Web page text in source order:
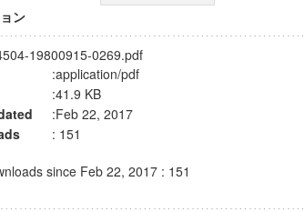
ン
19800915-0269.pdf
:application/pdf
:41.9 KB
:Feb 22, 2017
: 151
since Feb 22, 2017 : 151